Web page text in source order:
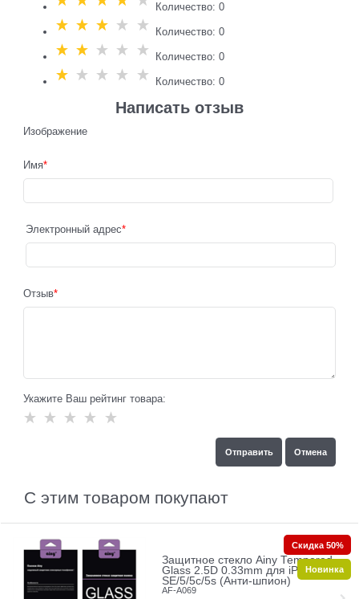
Количество: 0
Количество: 0
Количество: 0
Количество: 0
Написать отзыв
Изображение
Имя
Электронный адрес
Отзыв
Укажите Ваш рейтинг товара:
С этим товаром покупают
Защитное стекло Ainy Tempered
Glass 2.5D 0.33mm для iPhone
SE/5/5c/5s (Анти-шпион)
AF-A069
Скидка 50%
Новинка